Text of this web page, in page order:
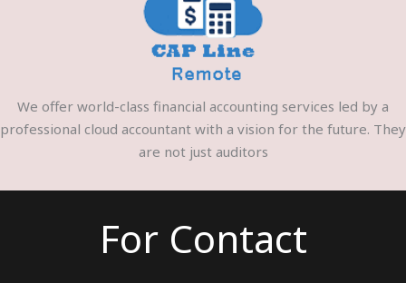
We offer world-class financial accounting services led by a
professional cloud accountant with a vision for the future. They
are not just auditors
For Contact